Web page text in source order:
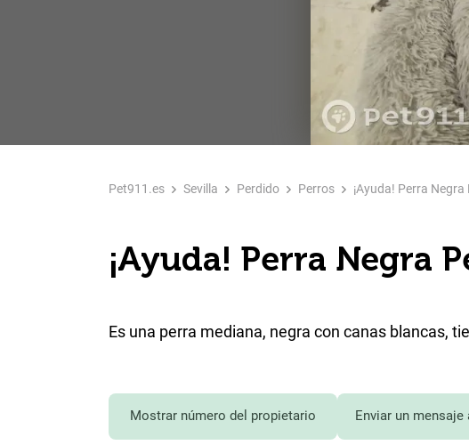
Pet911.es Sevilla Perdido Perros ¡Ayuda! Perra Negra
¡Ayuda! Perra Negra
Es una perra mediana, negra con canas blancas,
Mostrar número del propietario Enviar un